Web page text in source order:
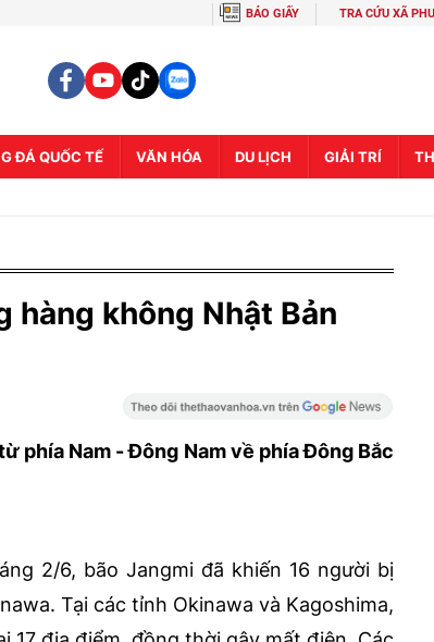
BÁO GIẤY TRA CỨU XÃ
ĐÁ QUỐC TẾ VĂN HÓA DU LỊCH GIẢI TRÍ
hàng không Nhật Bản
phía Nam - Đông Nam về phía Đông Bắc
2/6, bão Jangmi đã khiến 16 người bị
Tại các tỉnh Okinawa và Kagoshima,